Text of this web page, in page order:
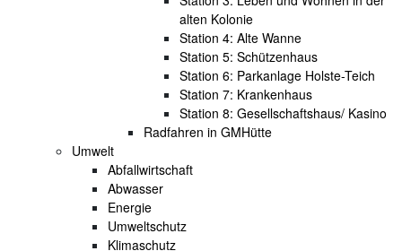
alten Kolonie
Station 4: Alte Wanne
Station 5: Schützenhaus
Station 6: Parkanlage Holste-Teich
Station 7: Krankenhaus
Station 8: Gesellschaftshaus/ Kasino
Radfahren in GMHütte
Umwelt
Abfallwirtschaft
Abwasser
Energie
Umweltschutz
Klimaschutz